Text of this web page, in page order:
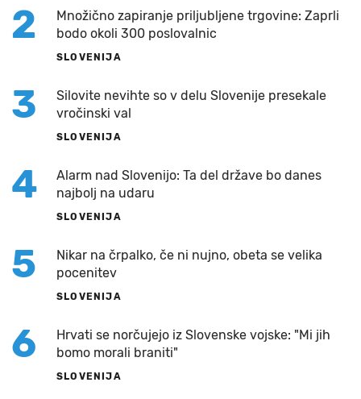
2
Množično zapiranje priljubljene trgovine: Zaprli
bodo okoli 300 poslovalnic
SLOVENIJA
3
Silovite nevihte so v delu Slovenije presekale
vročinski val
SLOVENIJA
4
Alarm nad Slovenijo: Ta del države bo danes
najbolj na udaru
SLOVENIJA
5
Nikar na črpalko, če ni nujno, obeta se velika
pocenitev
SLOVENIJA
6
Hrvati se norčujejo iz Slovenske vojske: "Mi jih
bomo morali braniti"
SLOVENIJA